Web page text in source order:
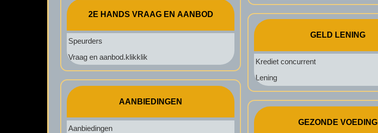
2E HANDS VRAAG EN AANBOD
Speurders
Vraag en aanbod.klikklik
AANBIEDINGEN
Aanbiedingen
GELD LENING
Krediet concurrent
Lening
GEZONDE VOEDING